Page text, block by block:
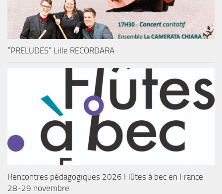
“PRELUDES” Lille RECORDARA
Rencontres pédagogiques 2026 Flûtes à bec en France
28-29 novembre